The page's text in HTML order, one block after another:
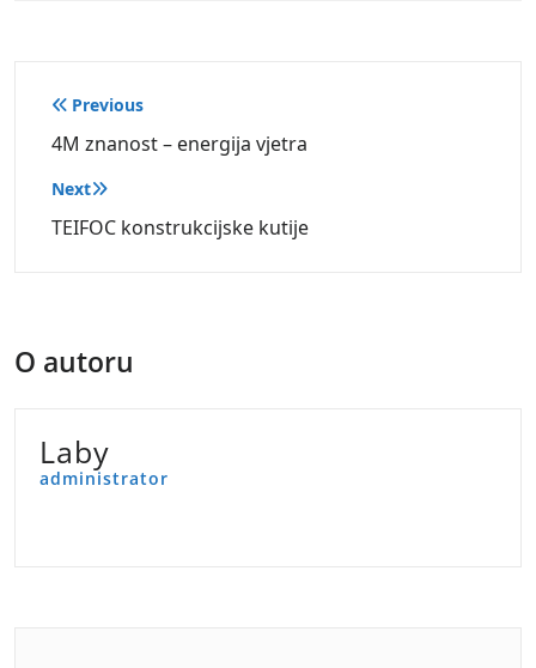
Navigacija
objava
Previous
4M znanost – energija vjetra
Next
TEIFOC konstrukcijske kutije
O autoru
Laby
administrator